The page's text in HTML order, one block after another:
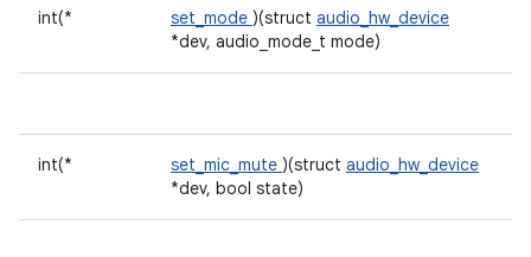
int(* set_mode )(struct audio_hw_device
*dev, audio_mode_t mode)
int(* set_mic_mute )(struct audio_hw_device
*dev, bool state)